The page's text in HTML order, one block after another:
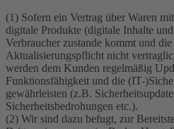
(1) Sofern ein Vertrag über Waren
digitale Produkte (digitale Inhalte
Verbraucher zustande kommt und
Aktualisierungspflicht nicht
werden dem Kunden regelmäßig
Funktionsfähigkeit und die (IT-
gewährleisten (z.B.
Sicherheitsbedrohungen etc.).
(2) Wir sind dazu befugt, zur